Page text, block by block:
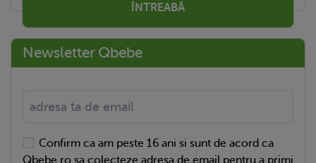
ÎNTREABĂ
Newsletter Qbebe
Confirm ca am peste 16 ani si sunt de acord ca
Qbebe.ro sa colecteze adresa de email pentru a primi